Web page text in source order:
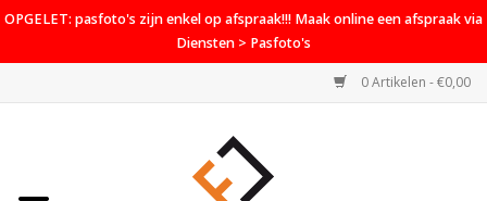
OPGELET: pasfoto's zijn enkel op afspraak!!! Maak online een afspraak via
Diensten > Pasfoto's
0 Artikelen - €0,00
Home